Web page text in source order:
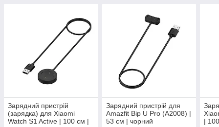
Зарядний пристрій
(зарядка) для Xiaomi
Watch S1 Active | 100 cм |
Зарядний пристрій для
Amazfit Bip U Pro (A2008) |
53 cм | чорний
|